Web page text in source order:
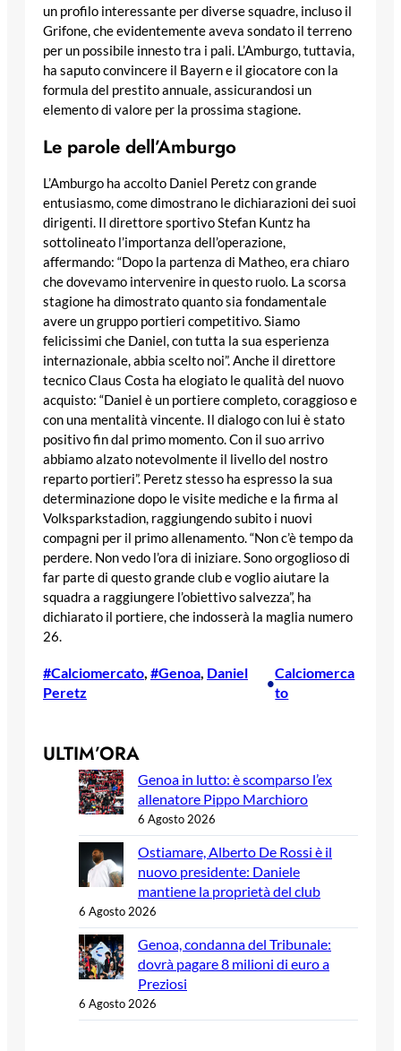
un profilo interessante per diverse squadre, incluso il
Grifone, che evidentemente aveva sondato il terreno
per un possibile innesto tra i pali. L’Amburgo, tuttavia,
ha saputo convincere il Bayern e il giocatore con la
formula del prestito annuale, assicurandosi un
elemento di valore per la prossima stagione.
Le parole dell’Amburgo
L’Amburgo ha accolto Daniel Peretz con grande
entusiasmo, come dimostrano le dichiarazioni dei suoi
dirigenti. Il direttore sportivo Stefan Kuntz ha
sottolineato l’importanza dell’operazione,
affermando: “Dopo la partenza di Matheo, era chiaro
che dovevamo intervenire in questo ruolo. La scorsa
stagione ha dimostrato quanto sia fondamentale
avere un gruppo portieri competitivo. Siamo
felicissimi che Daniel, con tutta la sua esperienza
internazionale, abbia scelto noi”. Anche il direttore
tecnico Claus Costa ha elogiato le qualità del nuovo
acquisto: “Daniel è un portiere completo, coraggioso e
con una mentalità vincente. Il dialogo con lui è stato
positivo fin dal primo momento. Con il suo arrivo
abbiamo alzato notevolmente il livello del nostro
reparto portieri”. Peretz stesso ha espresso la sua
determinazione dopo le visite mediche e la firma al
Volksparkstadion, raggiungendo subito i nuovi
compagni per il primo allenamento. “Non c’è tempo da
perdere. Non vedo l’ora di iniziare. Sono orgoglioso di
far parte di questo grande club e voglio aiutare la
squadra a raggiungere l’obiettivo salvezza”, ha
dichiarato il portiere, che indosserà la maglia numero
26.
#Calciomercato, #Genoa, Daniel
Peretz
•
Calciomerca
to
ULTIM’ORA
Genoa in lutto: è scomparso l’ex
allenatore Pippo Marchioro
6 Agosto 2026
Ostiamare, Alberto De Rossi è il
nuovo presidente: Daniele
mantiene la proprietà del club
6 Agosto 2026
Genoa, condanna del Tribunale:
dovrà pagare 8 milioni di euro a
Preziosi
6 Agosto 2026